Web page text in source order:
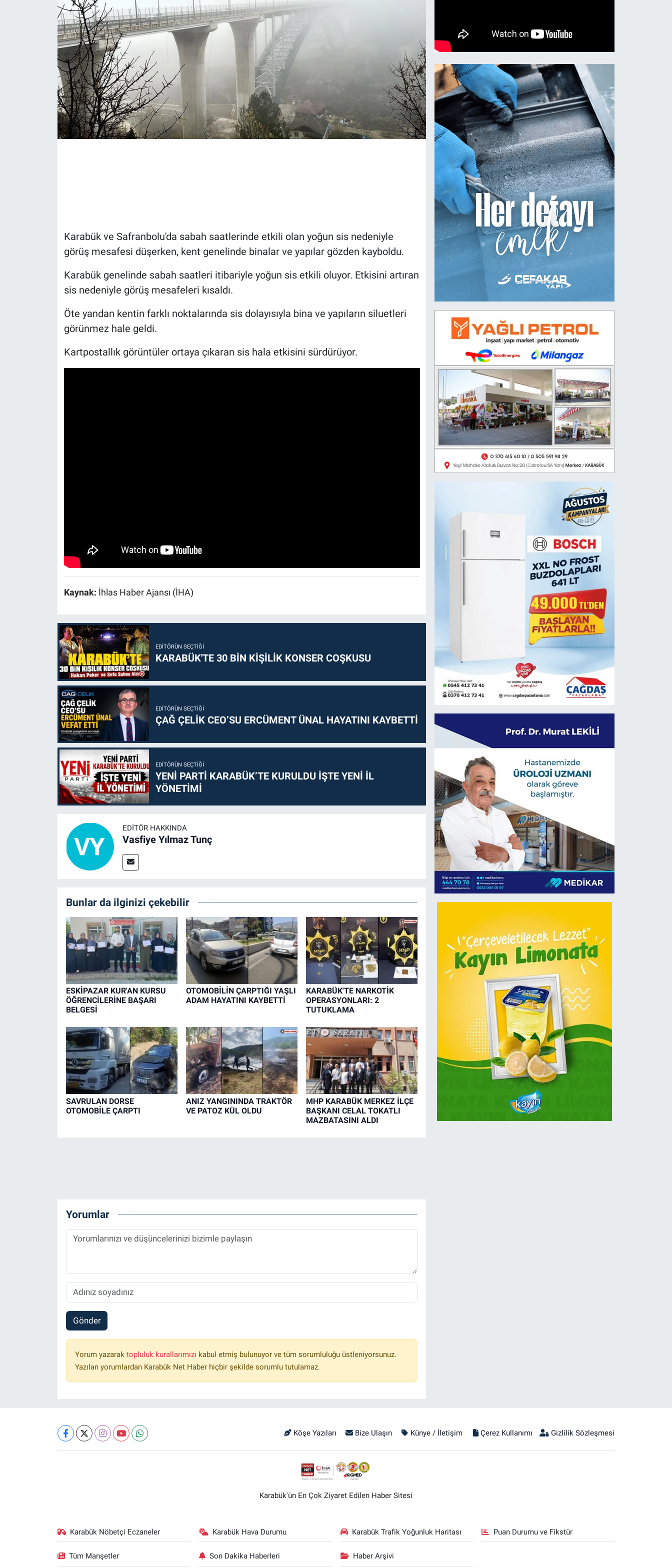
Karabük ve Safranbolu'da sabah saatlerinde etkili olan yoğun sis nedeniyle
görüş mesafesi düşerken, kent genelinde binalar ve yapılar gözden kayboldu.
Karabük genelinde sabah saatleri itibariyle yoğun sis etkili oluyor. Etkisini artıran
sis nedeniyle görüş mesafeleri kısaldı.
Öte yandan kentin farklı noktalarında sis dolayısıyla bina ve yapıların siluetleri
görünmez hale geldi.
Kartpostallık görüntüler ortaya çıkaran sis hala etkisini sürdürüyor.
Kaynak: İhlas Haber Ajansı (İHA)
EDITÖRÜN SEÇTIĞI
KARABÜK'TE 30 BİN KİŞİLİK KONSER COŞKUSU
EDITÖRÜN SEÇTIĞI
ÇAĞ ÇELİK CEO’SU ERCÜMENT ÜNAL HAYATINI KAYBETTİ
EDITÖRÜN SEÇTIĞI
YENİ PARTİ KARABÜK’TE KURULDU İŞTE YENİ İL
YÖNETİMİ
EDITÖR HAKKINDA
Vasfiye Yılmaz Tunç
Bunlar da ilginizi çekebilir
ESKİPAZAR KUR'AN KURSU
ÖĞRENCİLERİNE BAŞARI
BELGESİ
OTOMOBİLİN ÇARPTIĞI YAŞLI
ADAM HAYATINI KAYBETTİ
KARABÜK'TE NARKOTİK
OPERASYONLARI: 2
TUTUKLAMA
SAVRULAN DORSE
OTOMOBİLE ÇARPTI
ANIZ YANGININDA TRAKTÖR
VE PATOZ KÜL OLDU
MHP KARABÜK MERKEZ İLÇE
BAŞKANI CELAL TOKATLI
MAZBATASINI ALDI
Yorumlar
Gönder
Yorum yazarak topluluk kurallarımızı kabul etmiş bulunuyor ve tüm sorumluluğu üstleniyorsunuz.
Yazılan yorumlardan Karabük Net Haber hiçbir şekilde sorumlu tutulamaz.
Köşe Yazıları Bize Ulaşın Künye / İletişim Çerez Kullanımı Gizlilik Sözleşmesi
Karabük'ün En Çok Ziyaret Edilen Haber Sitesi
Karabük Nöbetçi Eczaneler Karabük Hava Durumu Karabük Trafik Yoğunluk Haritası Puan Durumu ve Fikstür
Tüm Manşetler Son Dakika Haberleri Haber Arşivi